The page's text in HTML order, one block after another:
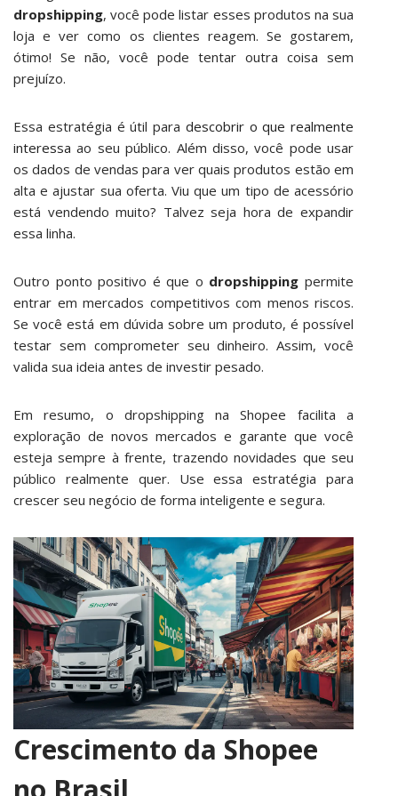
dropshipping, você pode listar esses produtos na sua
loja e ver como os clientes reagem. Se gostarem,
ótimo! Se não, você pode tentar outra coisa sem
prejuízo.
Essa estratégia é útil para descobrir o que realmente
interessa ao seu público. Além disso, você pode usar
os dados de vendas para ver quais produtos estão em
alta e ajustar sua oferta. Viu que um tipo de acessório
está vendendo muito? Talvez seja hora de expandir
essa linha.
Outro ponto positivo é que o dropshippingpermite
entrar em mercados competitivos com menos riscos.
Se você está em dúvida sobre um produto, é possível
testar sem comprometer seu dinheiro. Assim, você
valida sua ideia antes de investir pesado.
Em resumo, o dropshipping na Shopee facilita a
exploração de novos mercados e garante que você
esteja sempre à frente, trazendo novidades que seu
público realmente quer. Use essa estratégia para
crescer seu negócio de forma inteligente e segura.
Crescimento da Shopee